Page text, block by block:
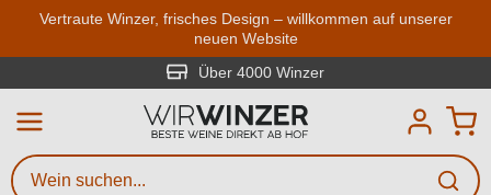
Zum Hauptinhalt springen
Vertraute Winzer, frisches Design – willkommen auf unserer
neuen Website
Über 4000 Winzer
Weinsuche
Mindestens 3 Zeichen eingeben
Beschreiben Sie, welchen Wein